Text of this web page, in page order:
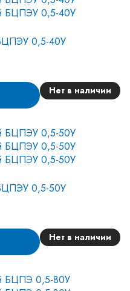
0,5-40У
Нет в наличии
0,5-50У
Нет в наличии